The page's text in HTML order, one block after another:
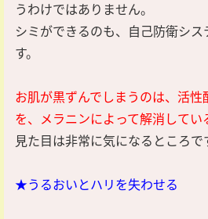
うわけではありません。
シミができるのも、自己防衛シ
す。
お肌が黒ずんでしまうのは、活
を、メラニンによって解消してい
見た目は非常に気になるところで
★うるおいとハリを失わせる